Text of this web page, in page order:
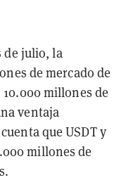
de julio, la
de mercado de
millones de
ventaja
que USDT y
millones de